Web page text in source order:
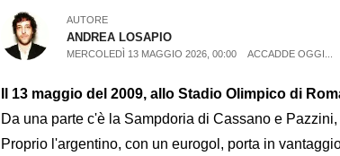
AUTORE
ANDREA LOSAPIO
MERCOLEDÌ 13 MAGGIO 2026, 00:00 ACCADDE OGGI...
Il 13 maggio del 2009, allo Stadio Olimpico di
Da una parte c'è la Sampdoria di Cassano e
Proprio l'argentino, con un eurogol, porta in